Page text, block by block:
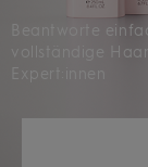
Beantworte
vollständige
Expert:innen